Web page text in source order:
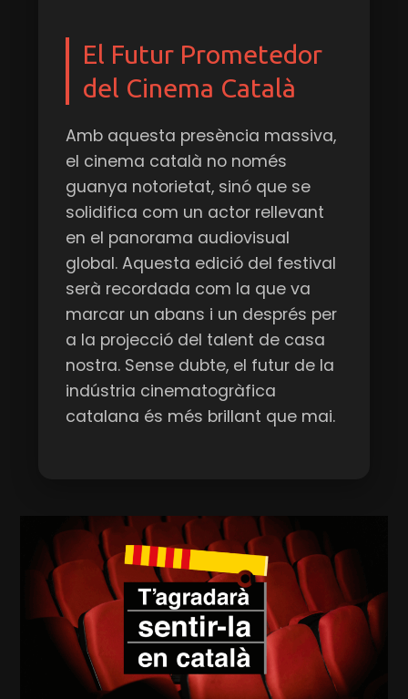
El Futur Prometedor
del Cinema Català
Amb aquesta presència massiva,
el cinema català no només
guanya notorietat, sinó que se
solidifica com un actor rellevant
en el panorama audiovisual
global. Aquesta edició del festival
serà recordada com la que va
marcar un abans i un després per
a la projecció del talent de casa
nostra. Sense dubte, el futur de la
indústria cinematogràfica
catalana és més brillant que mai.